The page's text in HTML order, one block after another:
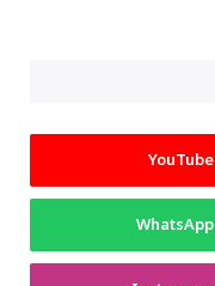
YouTube
WhatsApp